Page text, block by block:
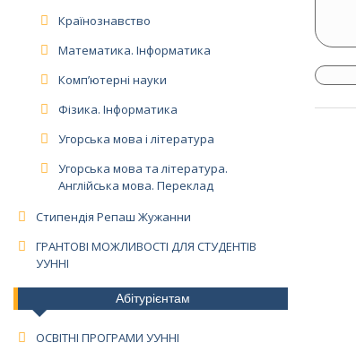
Країнознавство
Математика. Інформатика
Комп’ютерні науки
Фізика. Інформатика
Угорська мова і література
Угорська мова та література.
Англійська мова. Переклад
Стипендія Репаш Жужанни
ГРАНТОВІ МОЖЛИВОСТІ ДЛЯ СТУДЕНТІВ
УУННІ
Абітурієнтам
ОСВІТНІ ПРОГРАМИ УУННІ